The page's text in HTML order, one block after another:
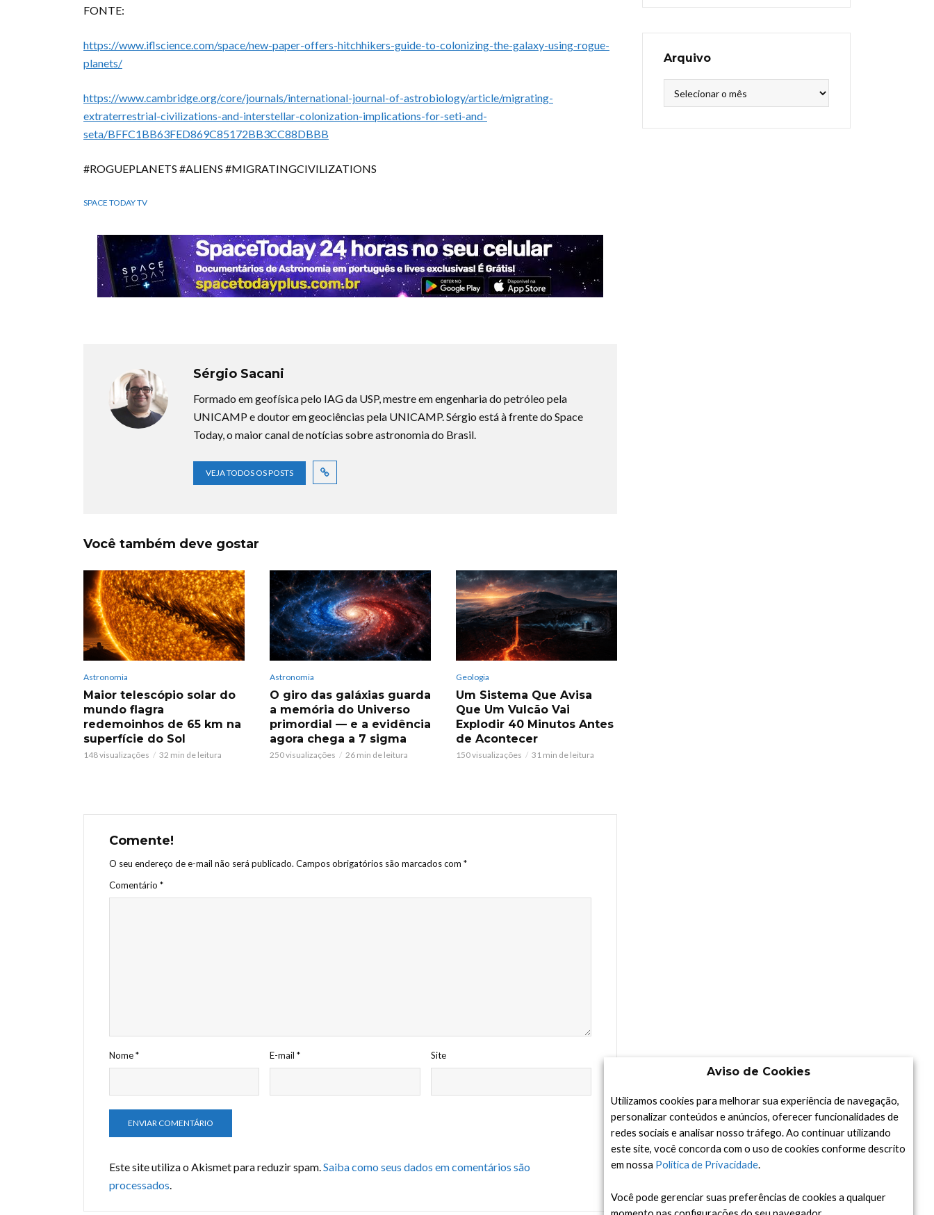
FONTE:
https://www.iflscience.com/space/new-paper-offers-hitchhikers-guide-to-colonizing-the-galaxy-using-rogue-
planets/
https://www.cambridge.org/core/journals/international-journal-of-astrobiology/article/migrating-
extraterrestrial-civilizations-and-interstellar-colonization-implications-for-seti-and-
seta/BFFC1BB63FED869C85172BB3CC88DBBB
#ROGUEPLANETS #ALIENS #MIGRATINGCIVILIZATIONS
SPACE TODAY TV
Sérgio Sacani
Formado em geofísica pelo IAG da USP, mestre em engenharia do petróleo pela
UNICAMP e doutor em geociências pela UNICAMP. Sérgio está à frente do Space
Today, o maior canal de notícias sobre astronomia do Brasil.
VEJA TODOS OS POSTS
Você também deve gostar
Astronomia
Maior telescópio solar do
mundo flagra
redemoinhos de 65 km na
superfície do Sol
148 visualizações 32 min de leitura
Astronomia
O giro das galáxias guarda
a memória do Universo
primordial — e a evidência
agora chega a 7 sigma
250 visualizações 26 min de leitura
Geologia
Um Sistema Que Avisa
Que Um Vulcão Vai
Explodir 40 Minutos Antes
de Acontecer
150 visualizações 31 min de leitura
Comente!
O seu endereço de e-mail não será publicado. Campos obrigatórios são marcados com *
Comentário *
Nome* E-mail* Site
Este site utiliza o Akismet para reduzir spam.Saiba como seus dados em comentários são
processados.
Arquivo
Aviso de Cookies
Utilizamos cookies para melhorar sua experiência de navegação,
personalizar conteúdos e anúncios, oferecer funcionalidades de
redes sociais e analisar nosso tráfego. Ao continuar utilizando
este site, você concorda com o uso de cookies conforme descrito
em nossa Política de Privacidade.
Você pode gerenciar suas preferências de cookies a qualquer